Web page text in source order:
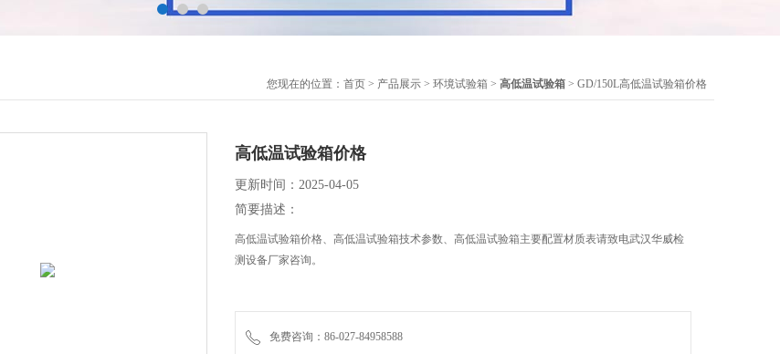
您现在的位置： 首页 > 产品展示 > 环境试验箱 > 高低温试验箱 > GD/150L高低温试验箱价格
高低温试验箱价格
更新时间：2025-04-05
简要描述：
高低温试验箱价格、高低温试验箱技术参数、高低温试验箱主要配置材质表请致电武汉华威检
测设备厂家咨询。
免费咨询：86-027-84958588